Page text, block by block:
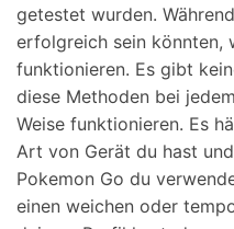
getestet wurden.
erfolgreich sein könnten,
funktionieren. Es gibt
diese Methoden bei
Weise funktionieren. Es
Art von Gerät du hast
Pokemon Go du
einen weichen oder